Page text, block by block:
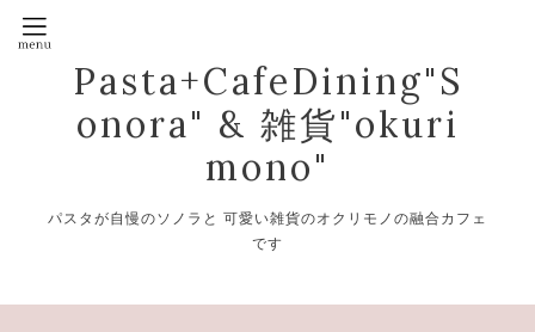
Pasta+CafeDining"S
onora" & 雑貨"okuri
mono"
パスタが自慢のソノラと 可愛い雑貨のオクリモノの融合カフェ
です